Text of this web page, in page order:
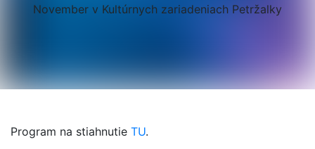
November v Kultúrnych zariadeniach Petržalky
Program na stiahnutie TU.